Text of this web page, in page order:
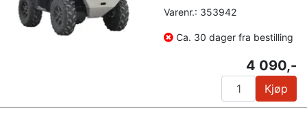
Varenr.: 353942
Ca. 30 dager fra bestilling
4 090,-
Kjøp